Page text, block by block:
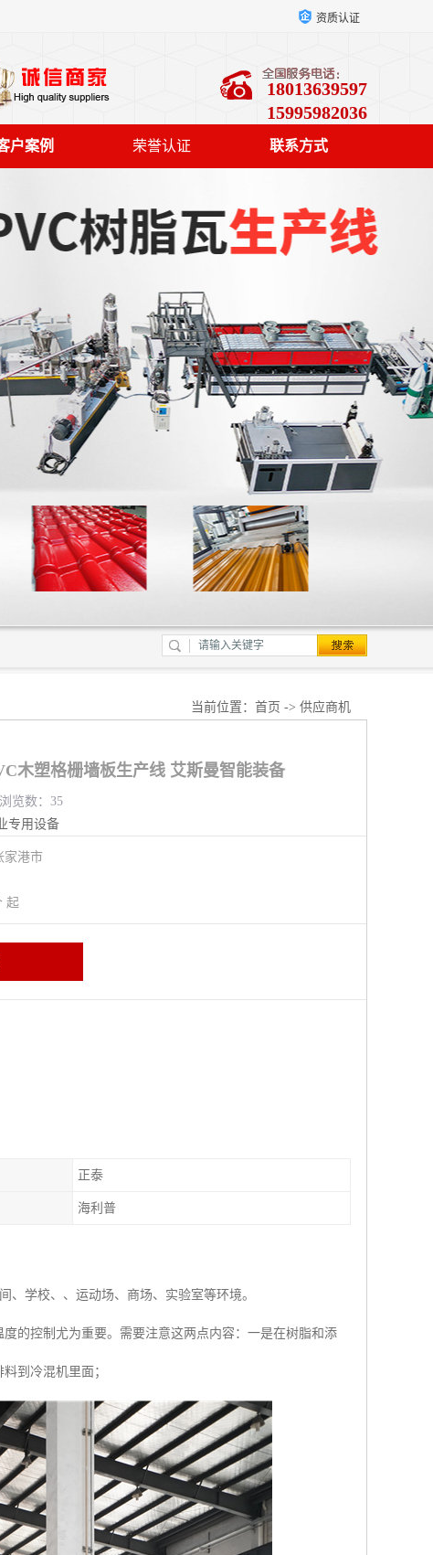
资质认证
18013639597
15995982036
户案例 荣誉认证 联系方式
当前位置： 首页 -> 供应商机
木塑格栅墙板生产线​​​​​​​ 艾斯曼智能装备
览数：35
专用设备
家港市
起
正泰
海利普
学校、、运动场、商场、实验室等环境。
的控制尤为重要。需要注意这两点内容：一是在树脂和添
到冷混机里面；